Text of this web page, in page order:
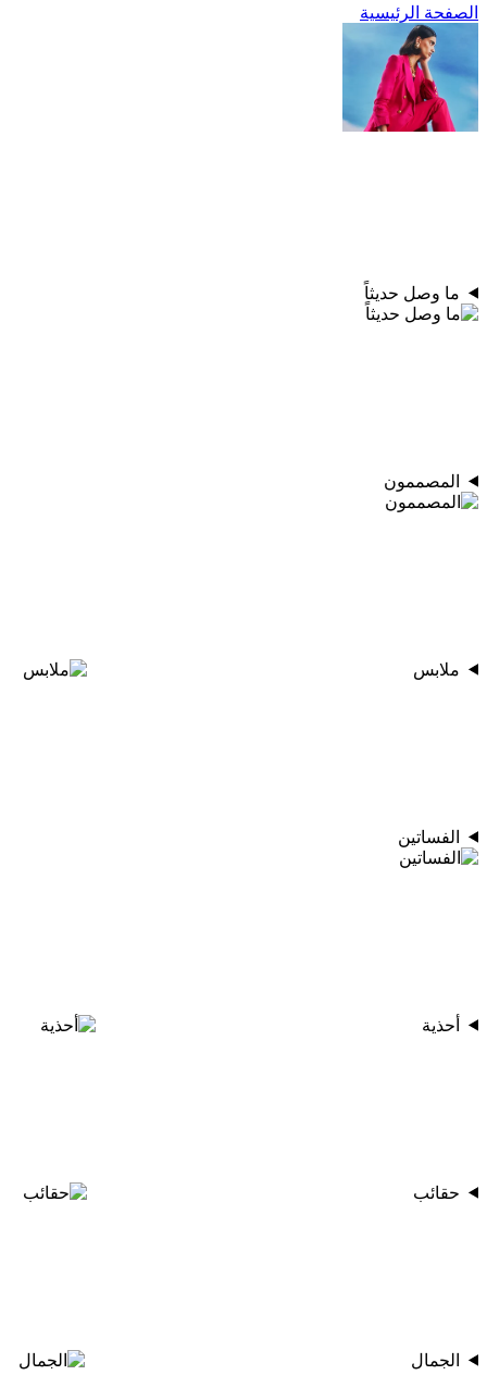
الصفحة الرئيسية
ما وصل حديثاً
المصممون
ملابس
الفساتين
أحذية
حقائب
الجمال